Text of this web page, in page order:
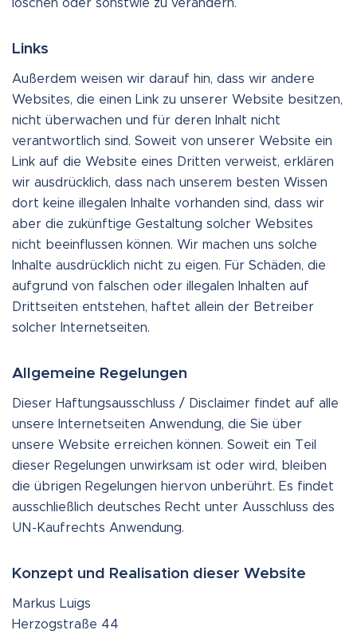
löschen oder sonstwie zu verändern.
Links
Außerdem weisen wir darauf hin, dass wir andere
Websites, die einen Link zu unserer Website besitzen,
nicht überwachen und für deren Inhalt nicht
verantwortlich sind. Soweit von unserer Website ein
Link auf die Website eines Dritten verweist, erklären
wir ausdrücklich, dass nach unserem besten Wissen
dort keine illegalen Inhalte vorhanden sind, dass wir
aber die zukünftige Gestaltung solcher Websites
nicht beeinflussen können. Wir machen uns solche
Inhalte ausdrücklich nicht zu eigen. Für Schäden, die
aufgrund von falschen oder illegalen Inhalten auf
Drittseiten entstehen, haftet allein der Betreiber
solcher Internetseiten.
Allgemeine Regelungen
Dieser Haftungsausschluss / Disclaimer findet auf alle
unsere Internetseiten Anwendung, die Sie über
unsere Website erreichen können. Soweit ein Teil
dieser Regelungen unwirksam ist oder wird, bleiben
die übrigen Regelungen hiervon unberührt. Es findet
ausschließlich deutsches Recht unter Ausschluss des
UN-Kaufrechts Anwendung.
Konzept und Realisation dieser Website
Markus Luigs
Herzogstraße 44